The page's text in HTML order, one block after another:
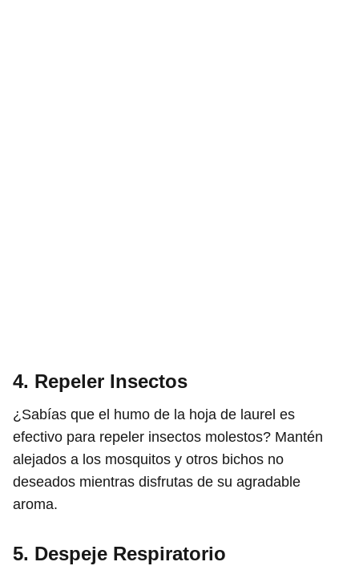
4. Repeler Insectos
¿Sabías que el humo de la hoja de laurel es
efectivo para repeler insectos molestos? Mantén
alejados a los mosquitos y otros bichos no
deseados mientras disfrutas de su agradable
aroma.
5. Despeje Respiratorio